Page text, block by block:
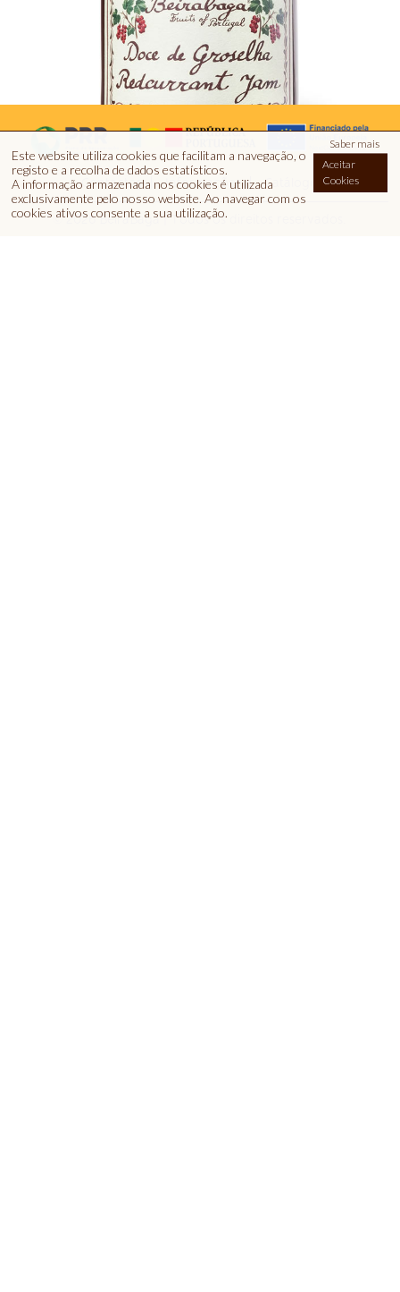
Este website utiliza cookies que facilitam a navegação, o
registo e a recolha de dados estatísticos.
A informação armazenada nos cookies é utilizada
exclusivamente pelo nosso website.Ao navegar com os
cookies ativos consente a sua utilização.
Saber mais
Aceitar
Cookies
DOCE DE GROSELHA
270g
Contactos Informações Catálogo
© 2026 BeiraBaga | Todos os direitos reservados.